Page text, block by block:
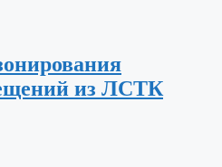
из ЛСТК